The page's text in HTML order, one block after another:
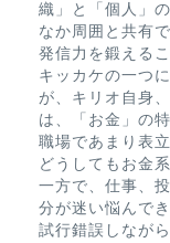
織」と「個人」
なか周囲と共有
発信力を鍛える
キッカケの一つ
が、キリオ自身
は、「お金」の
職場であまり表
どうしてもお金
一方で、仕事、
分が迷い悩んで
試行錯誤しなが